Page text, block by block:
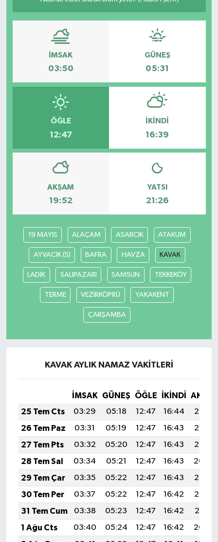
İMSAK
03:50
GÜNEŞ
05:31
ÖĞLE
12:47
İKINDI
16:39
AKŞAM
19:52
YATSI
21:26
19 MAYIS ALAÇAM ASARCIK ATAKUM
AYVACIK (S) BAFRA HAVZA KAVAK
LADİK SALIPAZARI SAMSUN TEKKEKÖY
TERME VEZİRKÖPRÜ YAKAKENT
ÇARŞAMBA
KAVAK AYLIK NAMAZ VAKITLERI
İMSAK GÜNEŞ ÖĞLE İKINDI
25 Tem Cts
03:29 05:18 12:47 16:44
20:07
26 Tem Paz
03:31 05:19 12:47 16:43
20:06
27 Tem Pts
03:32 05:20 12:47 16:43
20:05
28 Tem Sal
03:34 05:21 12:47 16:43
20:04
29 Tem Çar
03:35 05:22 12:47 16:43
20:03
30 Tem Per
03:37 05:22 12:47 16:42
20:02
31 Tem Cum
03:38 05:23 12:47 16:42
20:01
1 Ağu Cts
03:40 05:24 12:47 16:42
20:00
Sağlık
Tokat Haber